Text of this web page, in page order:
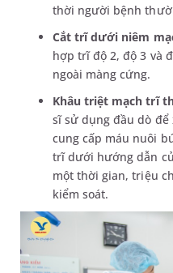
thời người bệnh
Cắt trĩ dưới niêm
hợp trĩ độ 2, độ 3 và
ngoài màng cứng.
Khâu triệt mạch trĩ
sĩ sử dụng đầu dò để
cung cấp máu nuôi
trĩ dưới hướng dẫn
một thời gian, triệu
kiểm soát.